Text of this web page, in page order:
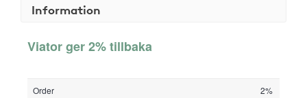
Information
Viator ger 2% tillbaka
Order 2%